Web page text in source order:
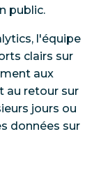
public.
l'équipe
clairs sur
aux
au retour sur
jours ou
données sur